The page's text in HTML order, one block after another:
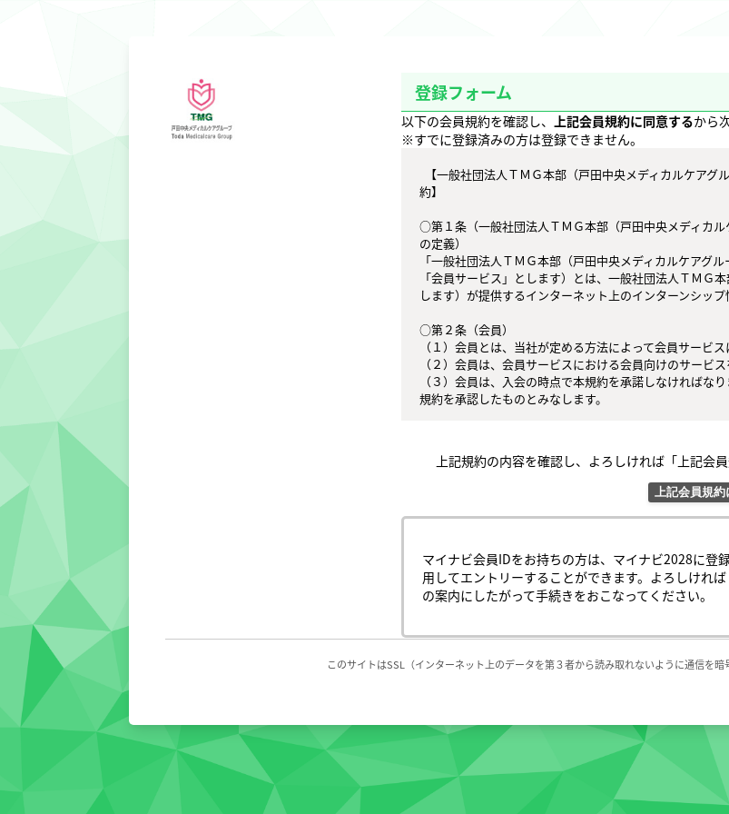
登録フォーム
以下の会員規約を確認し、 上記会員規約に同意するから
※すでに登録済みの方は登録できません。
約】
○第１条（一般社団法人ＴＭＧ本部（戸田中央メディカ
の定義）
「一般社団法人ＴＭＧ本部（戸田中央メディカルケアグ
「会員サービス」とします）とは、一般社団法人ＴＭＧ
します）が提供するインターネット上のインターンシップ
○第２条（会員）
（１）会員とは、当社が定める方法によって会員サービ
（２）会員は、会員サービスにおける会員向けのサービ
（３）会員は、入会の時点で本規約を承諾しなければな
規約を承認したものとみなします。
判断した場合は、会員ＩＤ番号を付与されないことがあ
（２）会員は、会員ＩＤ番号およびパスワードを第三者
（３）会員の会員ＩＤ番号およびパスワードの管理およ
者による不正使用等については、当社は一切の責任を負
○第４条（会員サービス）
（１）会員サービスの提供期間は、2026年2月1日〜2027
（２）当社は、会員への事前の通知なくして、会員サー
するものとします。
（３）会員は、システム障害などの事情により、会員サ
の可能性があることを承諾するものとします。
○第５条（会員の禁止行為）
（２）他の会員、当社または第三者の財産、信用、名誉
（３）他の会員、当社または第三者を差別、批判、攻撃、
（４）会員サービスの運営を妨げる行為、またはその恐れ
（５）当社の業務を阻害する行為、または不利益を与え
（６）個人的な勧誘行為、個人的な物品の売買行為、そ
上記規約の内容を確認し、よろしければ「上記会
上記会員規約
マイナビ会員IDをお持ちの方は、マイナビ2028に登
用してエントリーすることができます。よろしけれ
の案内にしたがって手続きをおこなってください。
このサイトはSSL（インターネット上のデータを第３者から読み取れないように通信を暗